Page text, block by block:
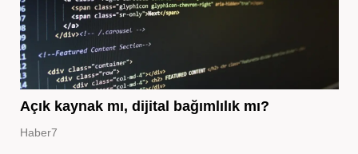
Açık kaynak mı, dijital bağımlılık mı?
Haber7